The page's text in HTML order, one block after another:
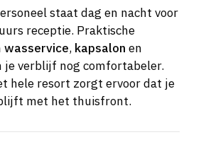
staat dag en nacht voor
receptie. Praktische
wasservice, kapsalon en
je verblijf nog comfortabeler.
hele resort zorgt ervoor dat je
met het thuisfront.